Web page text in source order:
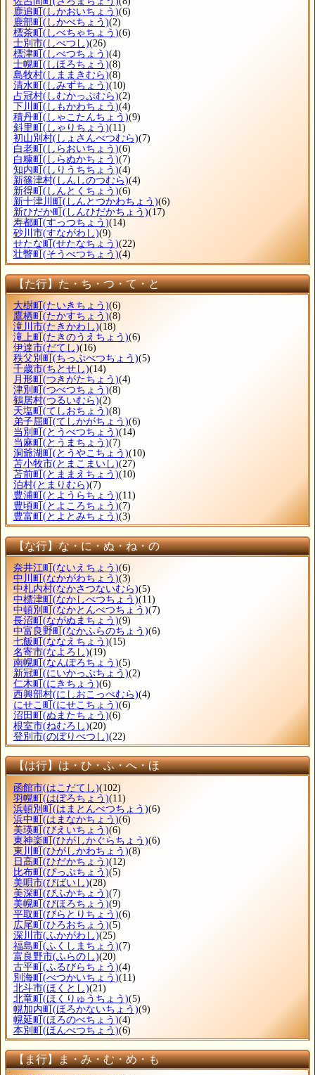
鹿追町 (しかおいちょう)(6)
鹿部町 (しかべちょう)(2)
標茶町 (しべちゃちょう)(6)
士別市(しべつし)(26)
標津町 (しべつちょう)(4)
士幌町 (しほろちょう)(8)
島牧村(しままきむら)(8)
清水町 (しみずちょう)(10)
占冠村(しむかっぷむら)(2)
下川町 (しもかわちょう)(4)
積丹町 (しゃこたんちょう)(9)
斜里町 (しゃりちょう)(11)
初山別村(しょさんべつむら)(7)
白老町 (しらおいちょう)(6)
白糠町 (しらぬかちょう)(7)
知内町 (しりうちちょう)(4)
新篠津村(しんしのつむら)(4)
新得町 (しんとくちょう)(6)
新十津川町 (しんとつかわちょう)(6)
新ひだか町 (しんひだかちょう)(17)
寿都町 (すっつちょう)(14)
砂川市(すながわし)(9)
せたな町 (せたなちょう)(22)
壮瞥町 (そうべつちょう)(4)
【た行】た・ち・つ・て・と
大樹町 (たいきちょう)(6)
鷹栖町 (たかすちょう)(8)
滝川市(たきかわし)(18)
滝上町 (たきのうえちょう)(6)
伊達市(だてし)(16)
秩父別町 (ちっぷべつちょう)(5)
千歳市(ちとせし)(14)
月形町 (つきがたちょう)(4)
津別町 (つべつちょう)(8)
鶴居村(つるいむら)(2)
天塩町 (てしおちょう)(8)
弟子屈町 (てしかがちょう)(6)
当別町 (とうべつちょう)(14)
当麻町 (とうまちょう)(7)
洞爺湖町 (とうやこちょう)(10)
苫小牧市(とまこまいし)(27)
苫前町 (とままえちょう)(10)
泊村(とまりむら)(7)
豊浦町 (とようらちょう)(11)
豊頃町 (とよころちょう)(7)
豊富町 (とよとみちょう)(3)
【な行】な・に・ぬ・ね・の
奈井江町 (ないえちょう)(6)
中川町 (なかがわちょう)(3)
中札内村(なかさつないむら)(5)
中標津町 (なかしべつちょう)(11)
中頓別町 (なかとんべつちょう)(7)
長沼町 (ながぬまちょう)(9)
中富良野町 (なかふらのちょう)(6)
七飯町 (ななえちょう)(15)
名寄市(なよろし)(19)
南幌町 (なんぽろちょう)(5)
新冠町 (にいかっぷちょう)(2)
仁木町 (にきちょう)(6)
西興部村(にしおこっぺむら)(4)
にせこ町 (にせこちょう)(6)
沼田町 (ぬまたちょう)(6)
根室市(ねむろし)(20)
登別市(のぼりべつし)(22)
【は行】は・ひ・ふ・へ・ほ
函館市(はこだてし)(102)
羽幌町 (はぼろちょう)(11)
浜頓別町 (はまとんべつちょう)(6)
浜中町 (はまなかちょう)(6)
美瑛町 (びえいちょう)(6)
東神楽町 (ひがしかぐらちょう)(6)
東川町 (ひがしかわちょう)(8)
日高町 (ひだかちょう)(12)
比布町 (ぴっぷちょう)(5)
美唄市(びばいし)(28)
美深町 (びふかちょう)(7)
美幌町 (びほろちょう)(9)
平取町 (びらとりちょう)(6)
広尾町 (ひろおちょう)(5)
深川市(ふかがわし)(25)
福島町 (ふくしまちょう)(7)
富良野市(ふらのし)(20)
古平町 (ふるびらちょう)(4)
別海町 (べつかいちょう)(11)
北斗市(ほくとし)(21)
北竜町 (ほくりゅうちょう)(5)
幌加内町 (ほろかないちょう)(9)
幌延町 (ほろのべちょう)(4)
本別町 (ほんべつちょう)(6)
【ま行】ま・み・む・め・も